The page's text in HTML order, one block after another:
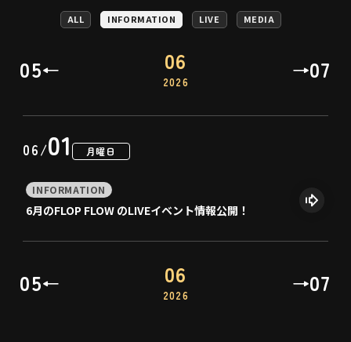
#CALENDAR
NEWS
ALL INFORMATION LIVE MEDIA
05← 06
2026
→07
06/01 月曜日
INFORMATION
6月のFLOP FLOW のLIVEイベント情報公開！
05← 06
2026
→07